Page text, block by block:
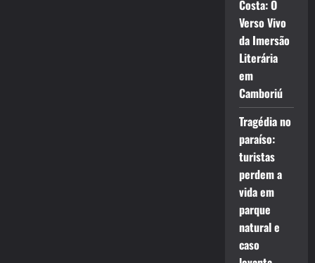
Costa: O
Verso Vivo
da Imersão
Literária
em
Camboriú
Tragédia no
paraíso:
turistas
perdem a
vida em
parque
natural e
caso